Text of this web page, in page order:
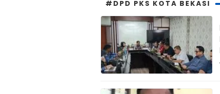
#DPD PKS KOTA BEKASI